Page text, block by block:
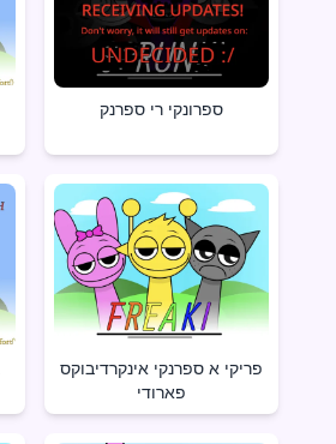
ספרונקי רי ספרנק
פריקי א ספרנקי אינקרדיבוקס
פארודי